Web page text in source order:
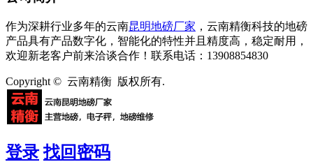
作为深耕行业多年的云南昆明地磅厂家 ，云南精衡科技的地磅
产品具有产品数字化，智能化的特性并且精度高，稳定耐用，
欢迎新老客户前来洽谈合作！联系电话：13908854830
Copyright © 云南精衡 版权所有.
登录 找回密码